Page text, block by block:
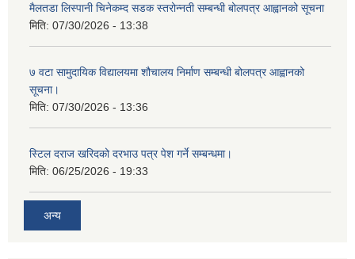
मैलतडा लिस्पानी चिनेकम्द सडक स्तरोन्नती सम्बन्धी बोलपत्र आह्वानको सूचना
मिति: 07/30/2026 - 13:38
७ वटा सामुदायिक विद्यालयमा शौचालय निर्माण सम्बन्धी बोलपत्र आह्वानको
सूचना।
मिति: 07/30/2026 - 13:36
स्टिल दराज खरिदको दरभाउ पत्र पेश गर्ने सम्बन्धमा।
मिति: 06/25/2026 - 19:33
अन्य